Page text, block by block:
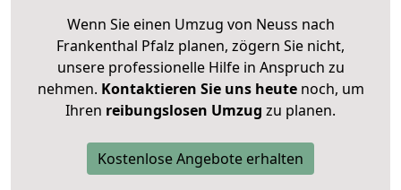
Wenn Sie einen Umzug von Neuss nach
Frankenthal Pfalz planen, zögern Sie nicht,
unsere professionelle Hilfe in Anspruch zu
nehmen. Kontaktieren Sie uns heutenoch, um
Ihren reibungslosen Umzug zu planen.
Kostenlose Angebote erhalten